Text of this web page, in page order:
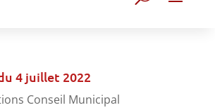
4 juillet 2022
Conseil Municipal